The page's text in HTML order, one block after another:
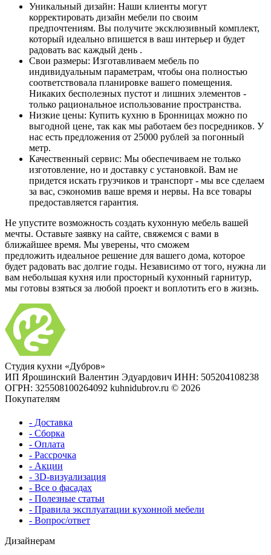
Уникальный дизайн: Наши клиенты могут
корректировать дизайн мебели по своим
предпочтениям. Вы получите эксклюзивный комплект,
который идеально впишется в ваш интерьер и будет
радовать вас каждый день .
Свои размеры: Изготавливаем мебель по
индивидуальным параметрам, чтобы она полностью
соответствовала планировке вашего помещения.
Никаких бесполезных пустот и лишних элементов -
только рациональное использование пространства.
Низкие цены: Купить кухню в Бронницах можно по
выгодной цене, так как мы работаем без посредников. У
нас есть предложения от 25000 рублей за погонный
метр.
Качественный сервис: Мы обеспечиваем не только
изготовление, но и доставку с установкой. Вам не
придется искать грузчиков и транспорт - мы все сделаем
за вас, сэкономив ваше время и нервы. На все товары
предоставляется гарантия.
Не упустите возможность создать кухонную мебель вашей
мечты. Оставьте заявку на сайте, свяжемся с вами в
ближайшее время. Мы уверены, что сможем
предложить идеальное решение для вашего дома, которое
будет радовать вас долгие годы. Независимо от того, нужна ли
вам небольшая кухня или просторный кухонный гарнитур,
мы готовы взяться за любой проект и воплотить его в жизнь.
Студия кухни «Дубров»
ИП Ярошинский Валентин Эдуардович ИНН: 505204108238
ОГРН: 325508100264092 kuhnidubrov.ru © 2026
Покупателям
- Доставка
- Сборка
- Оплата
- Рассрочка
- Акции
- 3D-визуализация
- Все о фасадах
- Полезные статьи
- Правила эксплуатации кухонной мебели
- Вопрос/ответ
Дизайнерам